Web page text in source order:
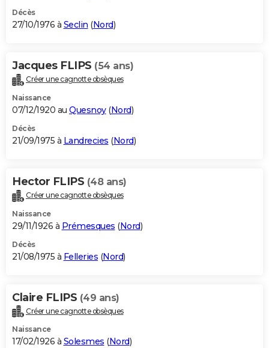
Décès
27/10/1976 à Seclin (Nord)
Jacques FLIPS (54 ans)
Créer une cagnotte obsèques
Naissance
07/12/1920 au Quesnoy(Nord)
Décès
21/09/1975 à Landrecies (Nord)
Hector FLIPS (48 ans)
Créer une cagnotte obsèques
Naissance
29/11/1926 à Prémesques (Nord)
Décès
21/08/1975 à Felleries (Nord)
Claire FLIPS (49 ans)
Créer une cagnotte obsèques
Naissance
17/02/1926 à Solesmes (Nord)